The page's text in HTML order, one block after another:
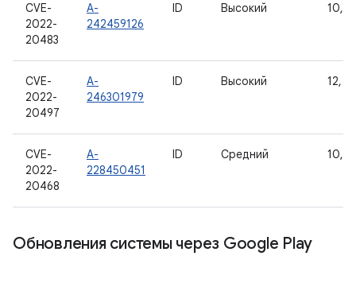
CVE-
2022-
20483
A-
242459126
ID Высокий 10,
CVE-
2022-
20497
A-
246301979
ID Высокий 12,
CVE-
2022-
20468
A-
228450451
ID Средний 10,
Обновления системы через Google Play